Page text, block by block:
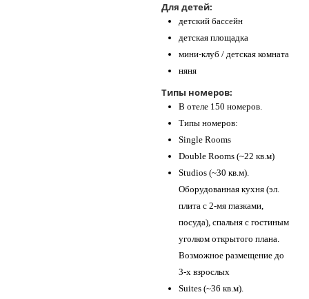
Для детей:
детский бассейн
детская площадка
мини-клуб / детская комната
няня
Типы номеров:
В отеле 150 номеров.
Типы номеров:
Single Rooms
Double Rooms (~22 кв.м)
Studios (~30 кв.м).
Оборудованная кухня (эл.
плита с 2-мя глазками,
посуда), спальня с гостиным
уголком открытого плана.
Возможное размещение до
3-х взрослых
Suites (~36 кв.м).